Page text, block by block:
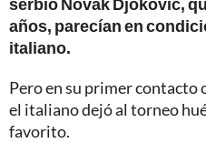
años, parecían en
italiano.
Pero en su primer contacto
el italiano dejó al torneo
favorito.